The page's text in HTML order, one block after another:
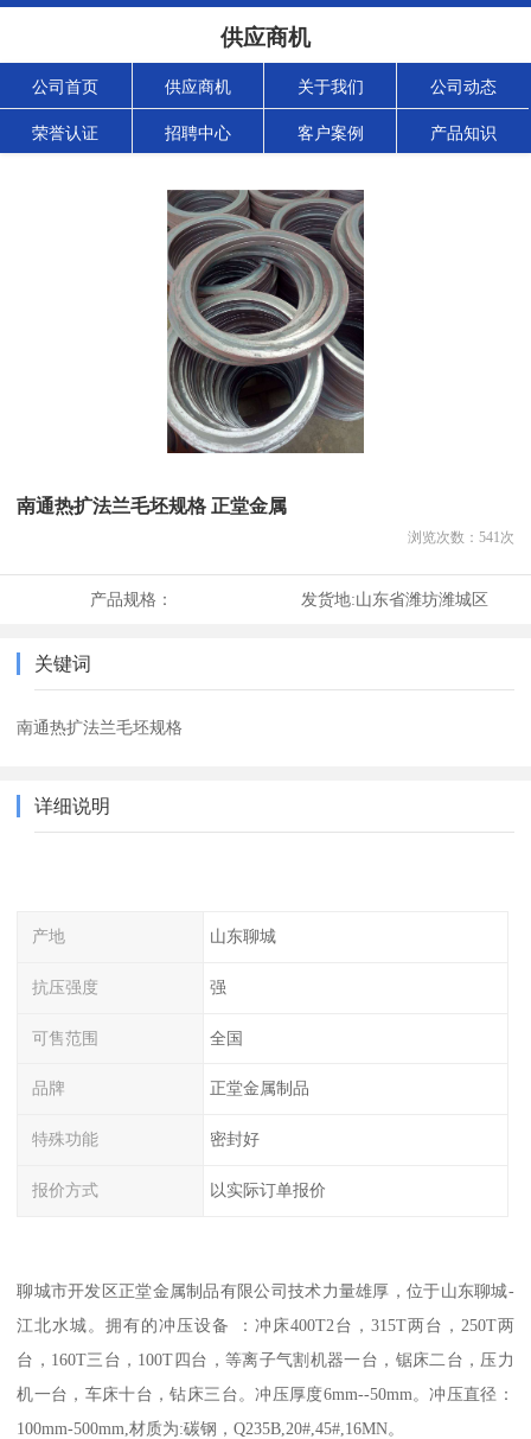
供应商机
公司首页 供应商机 关于我们 公司动态
荣誉认证 招聘中心 客户案例 产品知识
南通热扩法兰毛坯规格 正堂金属
浏览次数： 541次
产品规格： 发货地:山东省潍坊潍城区
关键词
南通热扩法兰毛坯规格
详细说明
产地 山东聊城
抗压强度 强
可售范围 全国
品牌 正堂金属制品
特殊功能 密封好
报价方式 以实际订单报价
聊城市开发区正堂金属制品有限公司技术力量雄厚，位于山东聊城-
江北水城。拥有的冲压设备 ：冲床400T2台，315T两台，250T两
台，160T三台，100T四台，等离子气割机器一台，锯床二台，压力
机一台，车床十台，钻床三台。冲压厚度6mm--50mm。冲压直径：
100mm-500mm,材质为:碳钢，Q235B,20#,45#,16MN。